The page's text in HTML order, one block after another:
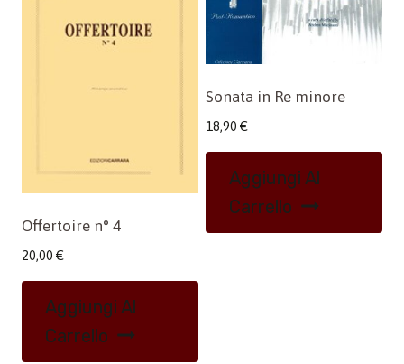
Offertoire n° 4
20,00 €
Aggiungi Al
Carrello
Sonata in Re minore
18,90 €
Aggiungi Al
Carrello